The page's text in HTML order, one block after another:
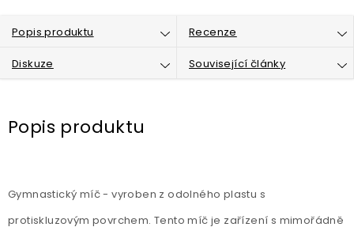
Popis produktu Recenze
Diskuze Související články
Popis produktu
Gymnastický míč - vyroben z odolného plastu s
protiskluzovým povrchem. Tento míč je zařízení s mimořádně